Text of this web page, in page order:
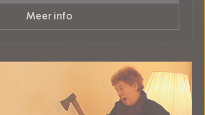
Meer info